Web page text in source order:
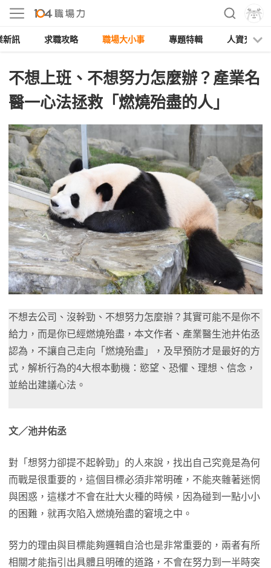
新訊 求職攻略 職場大小事 專題特輯 人資充電
不想上班、不想努力怎麼辦？產業名
醫一心法拯救「燃燒殆盡的人」
不想去公司、沒幹勁、不想努力怎麼辦？其實可能不是你不
給力，而是你已經燃燒殆盡，本文作者、產業醫生池井佑丞
認為，不讓自己走向「燃燒殆盡」，及早預防才是最好的方
式，解析行為的4大根本動機：慾望、恐懼、理想、信念，
並給出建議心法。
文／池井佑丞
對「想努力卻提不起幹勁」的人來說，找出自己究竟是為何
而戰是很重要的，這個目標必須非常明確，不能夾雜著迷惘
與困惑，這樣才不會在壯大火種的時候，因為碰到一點小小
的困難，就再次陷入燃燒殆盡的窘境之中。
努力的理由與目標能夠邏輯自洽也是非常重要的，兩者有所
相關才能指引出具體且明確的道路，不會在努力到一半時突